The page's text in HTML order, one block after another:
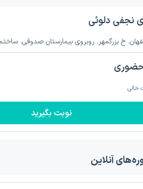
نجفی دلوئی
خ بزرگمهر. روبروی بیمارستان صدوقی.
خالی
نوبت بگیرید
آنلاین